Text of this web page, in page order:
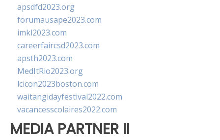
apsdfd2023.org
forumausape2023.com
imkl2023.com
careerfaircsd2023.com
apsth2023.com
MedItRio2023.org
lcicon2023boston.com
waitangidayfestival2022.com
vacancesscolaires2022.com
MEDIA PARTNER II